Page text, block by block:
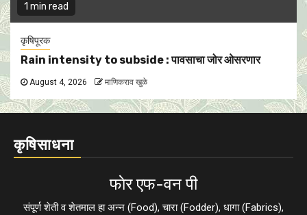
1 min read
कृषिपूरक
Rain intensity to subside : पावसाचा जोर ओसरणार
August 4, 2026 माणिकराव खुळे
कृषिसाधना
फाेर एफ-वन पी
संपूर्ण शेती व शेतमाल हा अन्न (Food), चारा (Fodder), धागा (Fabrics),